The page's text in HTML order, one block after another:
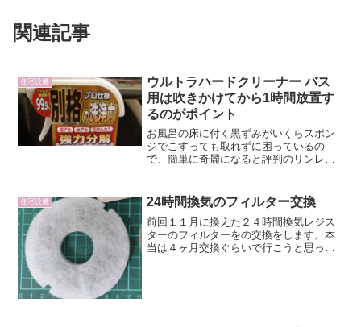
関連記事
住宅設備
ウルトラハードクリーナー バス
用は吹きかけてから1時間放置す
るのがポイント
お風呂の床に付く黒ずみがいくらスポン
ジでこすっても取れずに困っているの
で、簡単に奇麗になると評判のリンレイ
い風呂は定期的に掃除をしていますが、
住んでから10年以上たって...
住宅設備 24時間換気のフィルター交換
前回１１月に換えた２４時間換気レジス
ターのフィルターをの交換をします。本
当は４ヶ月交換ぐらいで行こうと思って